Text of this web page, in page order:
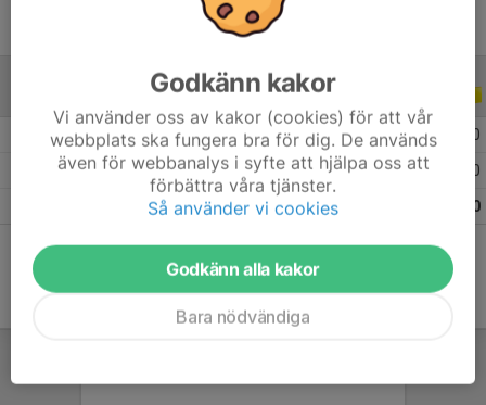
ALLA ÅR
2026 9 0 0 0
17 0 0
0
Godkänn kakor
Vi använder oss av kakor (cookies) för att vår
webbplats ska fungera bra för dig. De används
även för webbanalys i syfte att hjälpa oss att
förbättra våra tjänster.
Så använder vi cookies
Godkänn alla kakor
Bara nödvändiga